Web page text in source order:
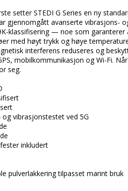
setter STEDI G Series en ny
gjennomgått avanserte vibrasjons-
klassifisering — noe som
med høyt trykk og høye
interferens reduseres og
mobilkommunikasjon og Wi-Fi.
seg.
vibrasjonstestet ved 5G
inkludert
pulverlakkering tilpasset marint bruk